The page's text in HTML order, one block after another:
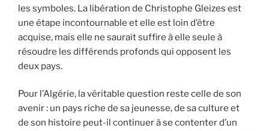
les symboles. La libération de Christophe Gleizes est
une étape incontournable et elle est loin d’être
acquise, mais elle ne saurait suffire à elle seule à
résoudre les différends profonds qui opposent les
deux pays.
Pour l’Algérie, la véritable question reste celle de son
avenir : un pays riche de sa jeunesse, de sa culture et
de son histoire peut-il continuer à se contenter d’un